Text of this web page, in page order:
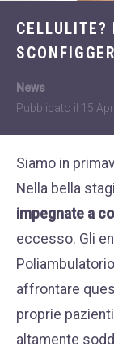
+39 389
CELLULITE?
News
Pubblicato il 15
Siamo in
Nella bella
impegnate a
eccesso. Gli
affrontare
proprie
altamente